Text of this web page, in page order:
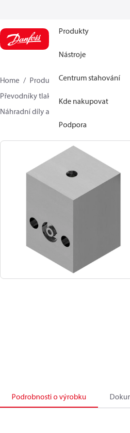
Produkty
Nástroje
Centrum stahování
Kde nakupovat
Podpora
Home Produkty
Sensing solutions
Převodníky tlaku a příslušenství
Náhradní díly a příslušenství pro
Podrobnosti o výrobku